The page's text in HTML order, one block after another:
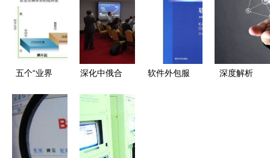
评选结果揭
晓 软件外
包服务迎来
人才新标杆
谈起
务的优势与
价格考量
五个“业界
真技术服务
助力企业数
字化升级，
深化中俄合
共话网络安
全产业新篇
章
软件外包服
深度解析